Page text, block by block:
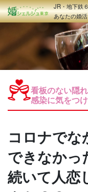
JR・地下鉄
あなたの婚
看板のない隠
感染に気をつ
コロナでな
できなかっ
続いて人恋